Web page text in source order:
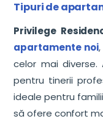
Tipuri de
Privilege
apartamente noi
celor mai
pentru tinerii
ideale pentru
să ofere confort